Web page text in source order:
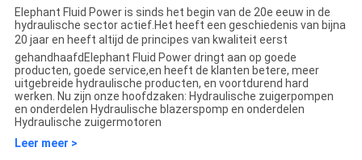
Elephant Fluid Power Co.,Ltd
Elephant Fluid Power is sinds het begin van de 20e eeuw in de
hydraulische sector actief.Het heeft een geschiedenis van bijna
20 jaar en heeft altijd de principes van kwaliteit eerst
gehandhaafdElephant Fluid Power dringt aan op goede
producten, goede service,en heeft de klanten betere, meer
uitgebreide hydraulische producten, en voortdurend hard
werken. Nu zijn onze hoofdzaken: Hydraulische zuigerpompen
en onderdelen Hydraulische blazerspomp en onderdelen
Hydraulische zuigermotoren
Leer meer >